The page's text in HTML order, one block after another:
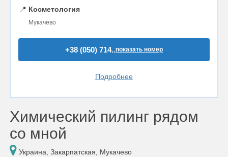
📍 Косметология
Мукачево
+38 (050) 714..показать номер
Подробнее
Химический пилинг рядом
со мной
Украина, Закарпатская, Мукачево